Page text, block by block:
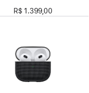
R$ 1.399,00